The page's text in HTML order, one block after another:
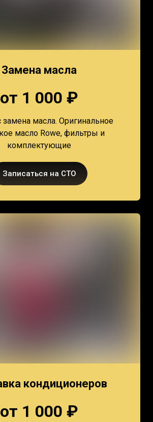
Замена масла
от 1 000 ₽
замена масла. Оригинальное
масло Rowe, фильтры и
комплектующие
Записаться на СТО
кондиционеров
от 1 000 ₽